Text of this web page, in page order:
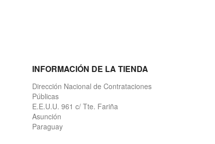
INFORMACIÓN DE LA TIENDA
Dirección Nacional de Contrataciones
Públicas
E.E.U.U. 961 c/ Tte. Fariña
Asunción
Paraguay